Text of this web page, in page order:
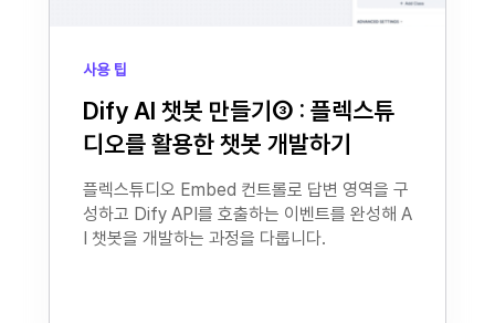
사용 팁
Dify AI 챗봇 만들기③ : 플렉스튜
디오를 활용한 챗봇 개발하기
플렉스튜디오 Embed 컨트롤로 답변 영역을 구
성하고 Dify API를 호출하는 이벤트를 완성해 A
I 챗봇을 개발하는 과정을 다룹니다.